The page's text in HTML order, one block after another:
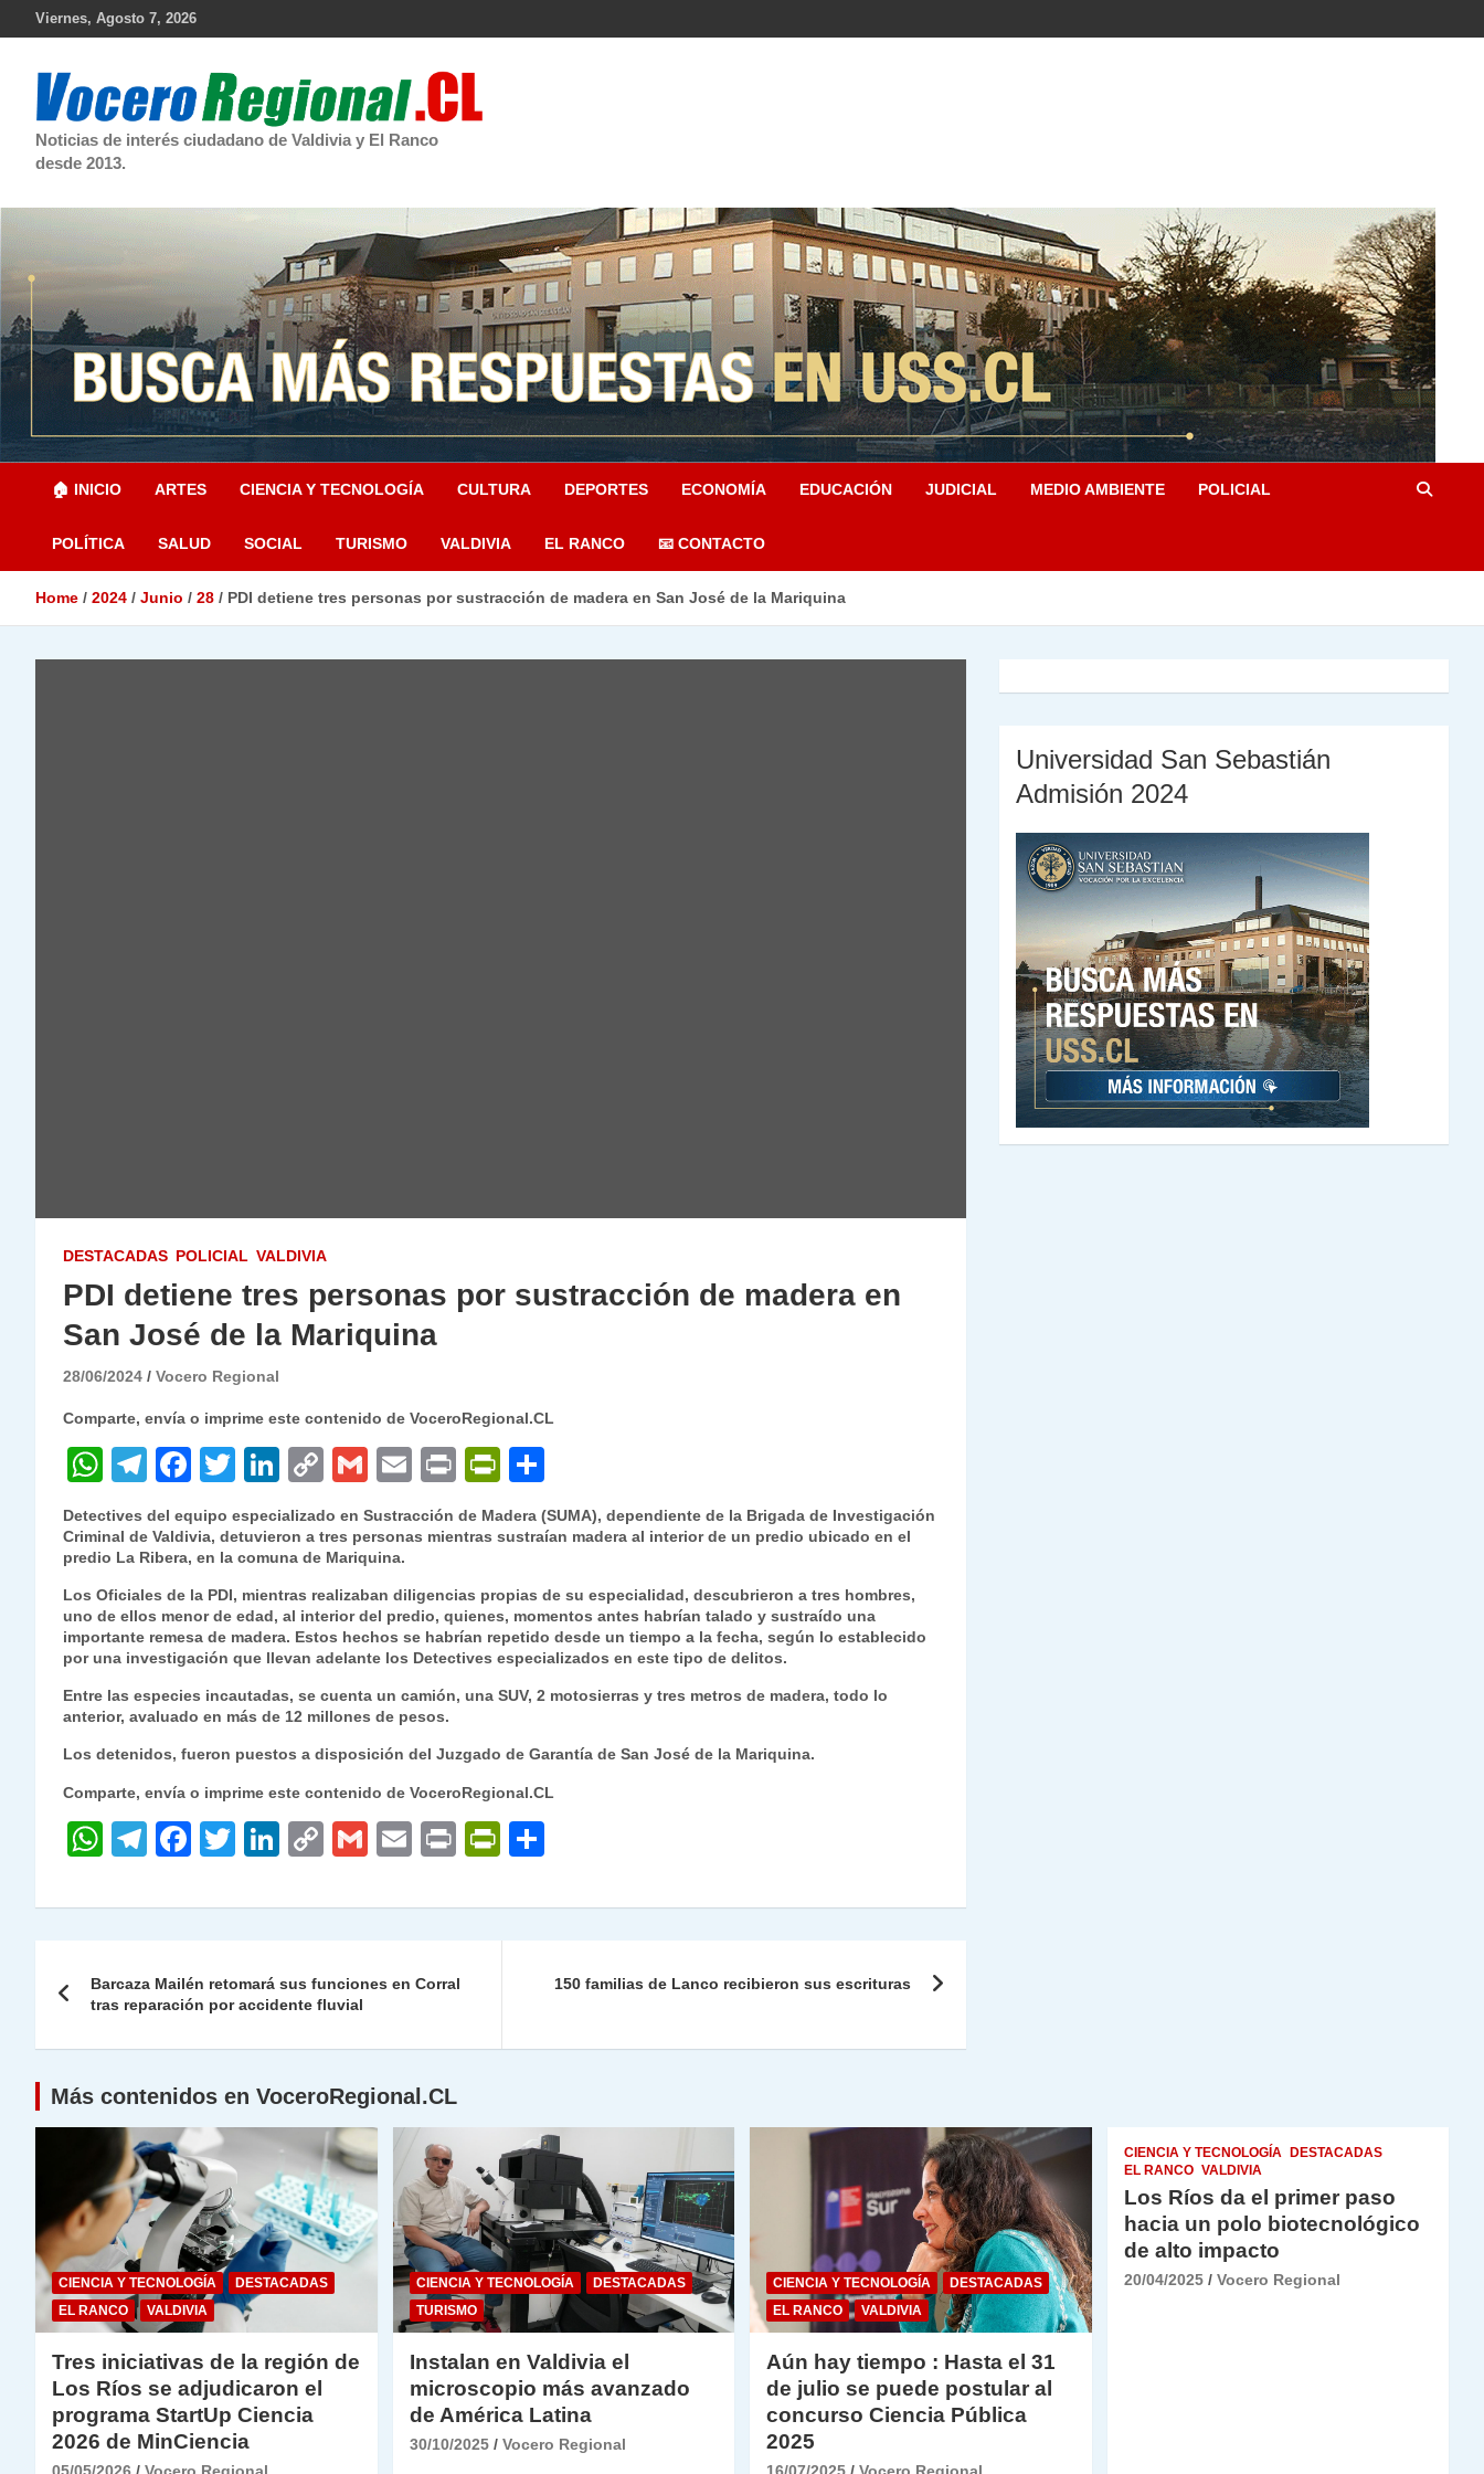
Viernes, Agosto 7, 2026
Noticias de interés ciudadano de Valdivia y El Ranco
desde 2013.
🏠 INICIO ARTES CIENCIA Y TECNOLOGÍA CULTURA DEPORTES ECONOMÍA EDUCACIÓN JUDICIAL MEDIO AMBIENTE POLICIAL
POLÍTICA SALUD SOCIAL TURISMO VALDIVIA EL RANCO 📧 CONTACTO
Home 2024 Junio 28 PDI detiene tres personas por sustracción de madera en San José de la Mariquina
DESTACADAS POLICIAL VALDIVIA
PDI detiene tres personas por sustracción de madera en
San José de la Mariquina
28/06/2024 Vocero Regional
Comparte, envía o imprime este contenido de VoceroRegional.CL
W
h
at
s
A
p
p
T
el
e
gr
a
m
F
a
c
e
b
o
o
k
T
itt
er
Li
n
k
e
dI
n
C
o
p
y
Li
n
k
G
m
ai
l
E
m
ai
P
ri
nt
P
ri
nt
ie
n
dl
y
o
m
ar
tir
Detectives del equipo especializado en Sustracción de Madera (SUMA), dependiente de la Brigada de Investigación
Criminal de Valdivia, detuvieron a tres personas mientras sustraían madera al interior de un predio ubicado en el
predio La Ribera, en la comuna de Mariquina.
Los Oficiales de la PDI, mientras realizaban diligencias propias de su especialidad, descubrieron a tres hombres,
uno de ellos menor de edad, al interior del predio, quienes, momentos antes habrían talado y sustraído una
importante remesa de madera. Estos hechos se habrían repetido desde un tiempo a la fecha, según lo establecido
por una investigación que llevan adelante los Detectives especializados en este tipo de delitos.
Entre las especies incautadas, se cuenta un camión, una SUV, 2 motosierras y tres metros de madera, todo lo
anterior, avaluado en más de 12 millones de pesos.
Los detenidos, fueron puestos a disposición del Juzgado de Garantía de San José de la Mariquina.
Comparte, envía o imprime este contenido de VoceroRegional.CL
W
at
A
p
p
T
e
a
m
F
c
b
o
o
k
T
itt
Li
k
dI
n
C
p
Li
n
k
G
ai
E
ai
P
nt
P
nt
dl
m
ar
de
entradas
Barcaza Mailén retomará sus funciones en Corral
tras reparación por accidente fluvial
150 familias de Lanco recibieron sus escrituras
Universidad San Sebastián
Admisión 2024
Más contenidos en VoceroRegional.CL
CIENCIA Y TECNOLOGÍA
DESTACADAS
EL RANCO
VALDIVIA
Tres iniciativas de la región de
Los Ríos se adjudicaron el
programa StartUp Ciencia
2026 de MinCiencia
CIENCIA Y TECNOLOGÍA
DESTACADAS
TURISMO
Instalan en Valdivia el
microscopio más avanzado
de América Latina
30/10/2025 Vocero Regional
CIENCIA Y TECNOLOGÍA
DESTACADAS
EL RANCO
VALDIVIA
Aún hay tiempo : Hasta el 31
de julio se puede postular al
concurso Ciencia Pública
2025
CIENCIA Y TECNOLOGÍA
DESTACADAS
EL RANCO VALDIVIA
Los Ríos da el primer paso
hacia un polo biotecnológico
de alto impacto
20/04/2025 Vocero Regional